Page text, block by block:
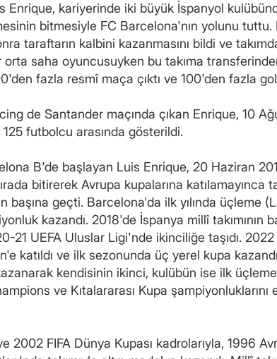
kariyerinde iki büyük İspanyol
bitmesiyle FC Barcelona'nın yolunu tuttu.
taraftarın kalbini kazanmasını bildi ve
saha oyuncusuyken bu takıma
fazla resmî maça çıktı ve 100'den fazla
de Santander maçında çıkan Enrique, 10
125 futbolcu arasında gösterildi.
B'de başlayan Luis Enrique, 20 Haziran
bitirerek Avrupa kupalarına katılamayınca
başına geçti. Barcelona'da ilk yılında üçleme
kazandı. 2018'de İspanya millî takımının
UEFA Uluslar Ligi'nde ikinciliğe taşıdı. 2022
katıldı ve ilk sezonunda üç yerel kupa
kendisinin ikinci, kulübün ise ilk
ve Kıtalararası Kupa
2002 FIFA Dünya Kupası kadrolarıyla, 1996